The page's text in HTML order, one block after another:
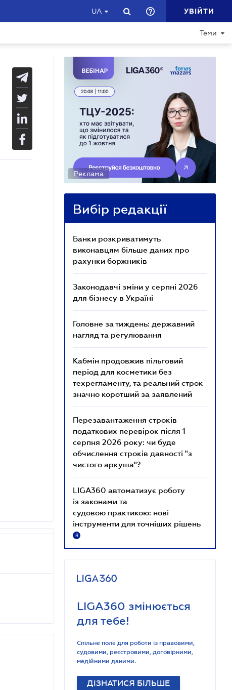
UA УВІЙТИ
Теми
Реклама
Вибір редакції
Банки розкриватимуть
виконавцям більше даних про
рахунки боржників
Законодавчі зміни у серпні 2026
для бізнесу в Україні
Головне за тиждень: державний
нагляд та регулювання
Кабмін продовжив пільговий
період для косметики без
техрегламенту, та реальний строк
значно коротший за заявлений
Перезавантаження строків
податкових перевірок після 1
серпня 2026 року: чи буде
обчислення строків давності "з
чистого аркуша"?
LIGA360 автоматизує роботу
із законами та
судовою практикою: нові
інструменти для точніших рішень
R
LIGA360 змінюється
для тебе!
Спільне поле для роботи із правовими,
судовими, реєстровими, договірними,
медійними даними.
ДІЗНАТИСЯ БІЛЬШЕ